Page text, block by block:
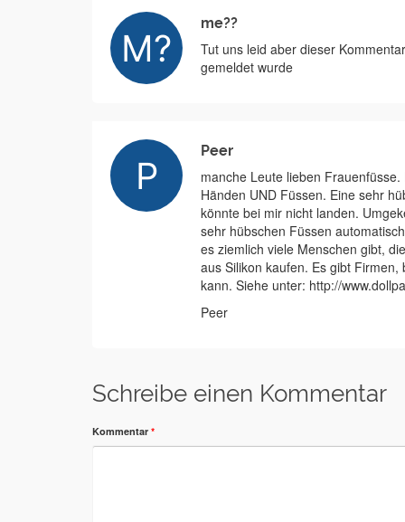
me??
Tut uns leid aber dieser
gemeldet wurde
Peer
manche Leute lieben
Händen UND Füssen. Eine sehr
könnte bei mir nicht landen.
sehr hübschen Füssen
es ziemlich viele Menschen gibt,
aus Silikon kaufen. Es gibt
kann. Siehe unter: http://
Peer
Schreibe einen Kommentar
Kommentar *